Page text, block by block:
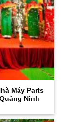
Máy Parts
Ninh